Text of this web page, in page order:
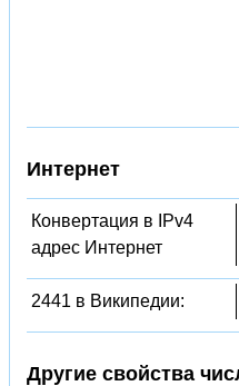
Интернет
Конвертация в IPv4
адрес Интернет
2441 в Википедии:
Другие свойства